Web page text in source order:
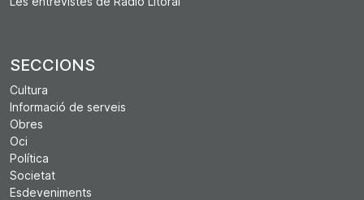
SECCIONS
Cultura
Informació de serveis
Obres
Oci
Política
Societat
Esdeveniments